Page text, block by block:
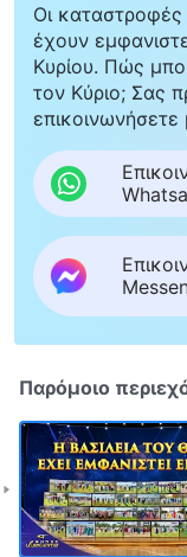
Οι
έχουν
Κυρίου. Πώς
τον Κύριο; Σας
επικοινωνήσετε
Παρόμοιο